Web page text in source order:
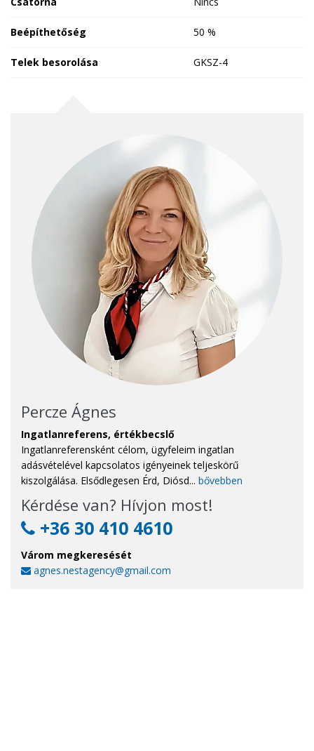
Beépíthetőség 50 %
Telek besorolása GKSZ-4
Percze Ágnes
Ingatlanreferens, értékbecslő
Ingatlanreferensként célom, ügyfeleim ingatlan
adásvételével kapcsolatos igényeinek teljeskörű
kiszolgálása. Elsődlegesen Érd, Diósd... bővebben
Kérdése van? Hívjon most!
+36 30 410 4610
Várom megkeresését
agnes.nestagency@gmail.com